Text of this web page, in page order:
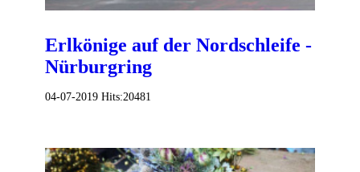
Erlkönige auf der Nordschleife -
Nürburgring
04-07-2019 Hits:20481